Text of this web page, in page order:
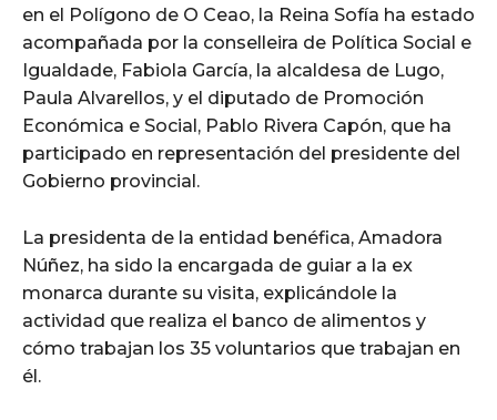
en el Polígono de O Ceao, la Reina Sofía ha estado
acompañada por la conselleira de Política Social e
Igualdade, Fabiola García, la alcaldesa de Lugo,
Paula Alvarellos, y el diputado de Promoción
Económica e Social, Pablo Rivera Capón, que ha
participado en representación del presidente del
Gobierno provincial.
La presidenta de la entidad benéfica, Amadora
Núñez, ha sido la encargada de guiar a la ex
monarca durante su visita, explicándole la
actividad que realiza el banco de alimentos y
cómo trabajan los 35 voluntarios que trabajan en
él.